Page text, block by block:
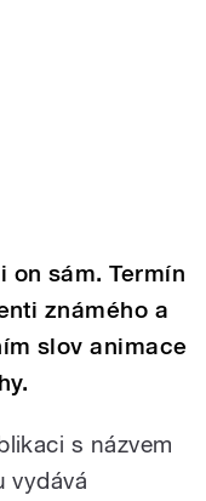
on sám. Termín
známého a
slov animace
s názvem
vydává